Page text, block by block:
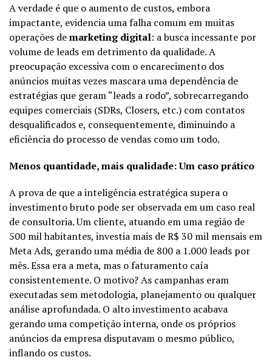
A verdade é que o aumento de custos, embora
impactante, evidencia uma falha comum em muitas
operações demarketing digital: a busca incessante por
volume de leads em detrimento da qualidade. A
preocupação excessiva com o encarecimento dos
anúncios muitas vezes mascara uma dependência de
estratégias que geram “leads a rodo”, sobrecarregando
equipes comerciais (SDRs, Closers, etc.) com contatos
desqualificados e, consequentemente, diminuindo a
eficiência do processo de vendas como um todo.
Menos quantidade, mais qualidade: Um caso prático
A prova de que a inteligência estratégica supera o
investimento bruto pode ser observada em um caso real
de consultoria. Um cliente, atuando em uma região de
500 mil habitantes, investia mais de R$ 30 mil mensais em
Meta Ads, gerando uma média de 800 a 1.000 leads por
mês. Essa era a meta, mas o faturamento caía
consistentemente. O motivo? As campanhas eram
executadas sem metodologia, planejamento ou qualquer
análise aprofundada. O alto investimento acabava
gerando uma competição interna, onde os próprios
anúncios da empresa disputavam o mesmo público,
inflando os custos.